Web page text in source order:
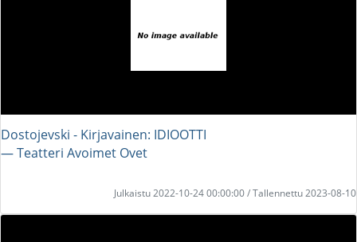
Dostojevski - Kirjavainen: IDIOOTTI
― Teatteri Avoimet Ovet
Julkaistu 2022-10-24 00:00:00 / Tallennettu 2023-08-10